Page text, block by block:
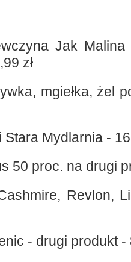
Jak
zł
mgiełka, żel
Mydlarnia -
50 proc. na drugi
Revlon,
- drugi produkt -